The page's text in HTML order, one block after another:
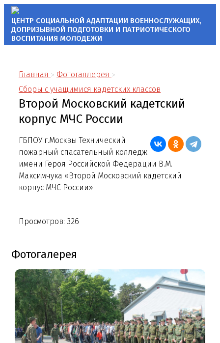
ЦЕНТР СОЦИАЛЬНОЙ АДАПТАЦИИ ВОЕННОСЛУЖАЩИХ,
ДОПРИЗЫВНОЙ ПОДГОТОВКИ И ПАТРИОТИЧЕСКОГО
ВОСПИТАНИЯ МОЛОДЕЖИ
Главная
Фотогаллерея
Сборы с учащимися кадетских классов
Второй Московский кадетский
корпус МЧС России
ГБПОУ г.Москвы Технический
пожарный спасательный колледж
имени Героя Российской Федерации В.М.
Максимчука «Второй Московский кадетский
корпус МЧС России»
Просмотров: 326
Фотогалерея